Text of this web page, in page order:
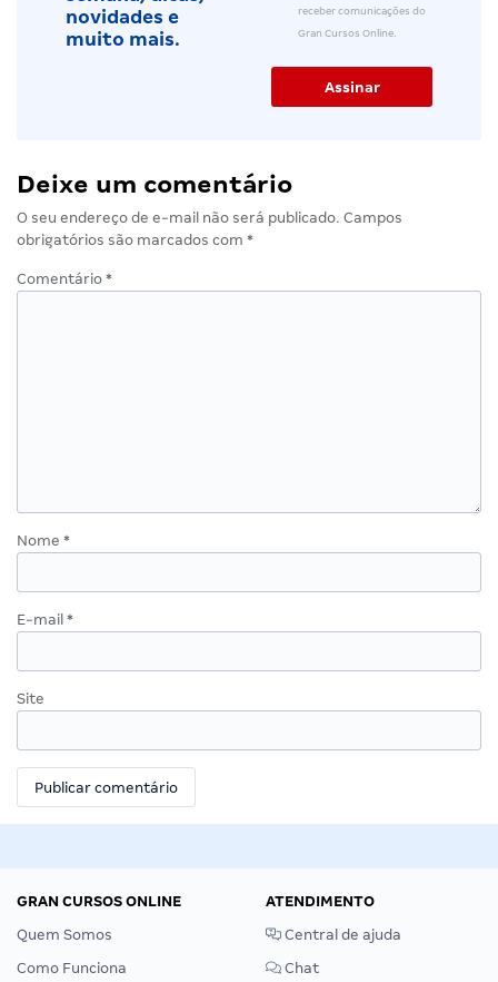
novidades e
muito mais.
receber comunicações do
Gran Cursos Online.
Deixe um comentário
O seu endereço de e-mail não será publicado. Campos
obrigatórios são marcados com *
Comentário *
Nome *
E-mail *
Site
GRAN CURSOS ONLINE
Quem Somos
Como Funciona
ATENDIMENTO
Central de ajuda
Chat